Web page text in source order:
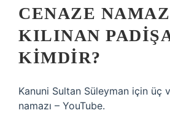
CENAZE
KILINAN
KIMDIR?
Kanuni Sultan Süleyman için üç
namazı – ​​YouTube.